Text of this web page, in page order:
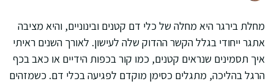
מחלת בירגר היא מחלה של כלי דם קטנים ובינוניים, והיא מציבה
אתגר ייחודי בגלל הקשר ההדוק שלה לעישון. לאורך השנים ראיתי
איך תסמינים שנראים קטנים, כמו קור בכפות הידיים או כאב בכף
הרגל בהליכה, מתגלים כסימן מוקדם לפגיעה בכלי דם. כשמזהים